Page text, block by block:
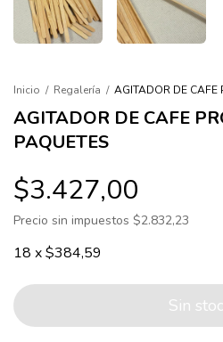
Inicio / Regalería / AGITADOR DE CAFE
AGITADOR DE CAFE
PAQUETES
$3.427,00
Precio sin impuestos $2.832,23
18 x$384,59